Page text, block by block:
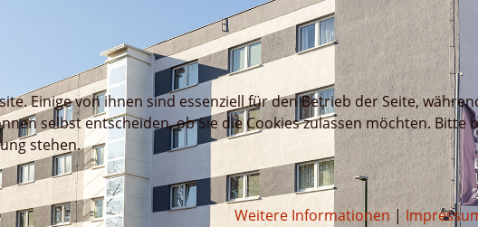
Einige von ihnen sind essenziell für den Betrieb der Seite,
selbst entscheiden, ob Sie die Cookies zulassen möchten.
stehen.
Weitere Informationen|